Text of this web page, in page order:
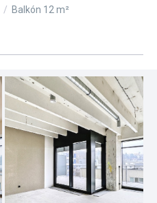
/ Balkón 12 m²